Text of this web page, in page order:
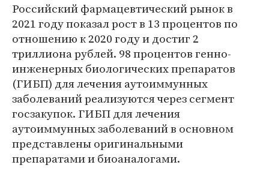
Российский фармацевтический рынок в
2021 году показал рост в 13 процентов по
отношению к 2020 году и достиг 2
триллиона рублей. 98 процентов генно-
инженерных биологических препаратов
(ГИБП) для лечения аутоиммунных
заболеваний реализуются через сегмент
госзакупок. ГИБП для лечения
аутоиммунных заболеваний в основном
представлены оригинальными
препаратами и биоаналогами.